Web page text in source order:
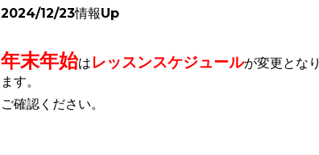
2024/12/23情報Up
年末年始はレッスンスケジュールが変更となり
ます。
ご確認ください。